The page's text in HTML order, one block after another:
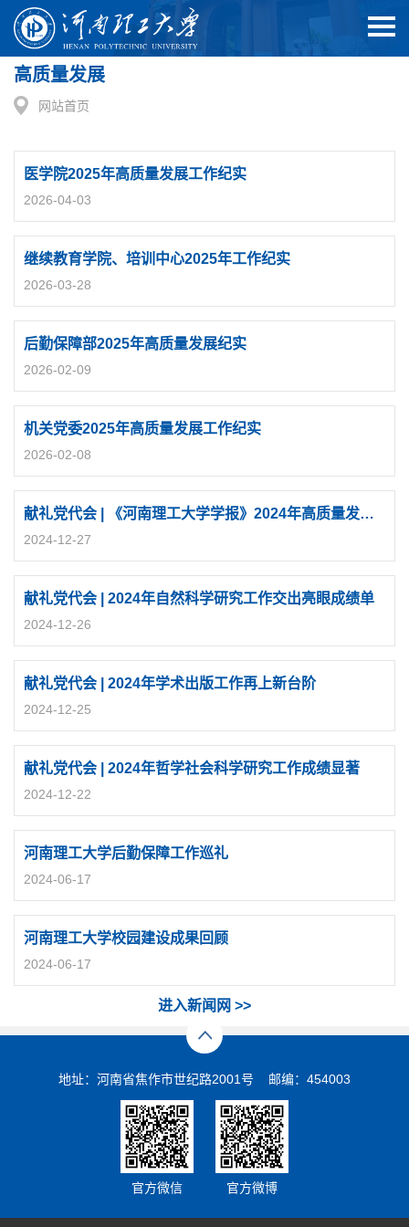
高质量发展
网站首页
医学院2025年高质量发展工作纪实
2026-04-03
继续教育学院、培训中心2025年工作纪实
2026-03-28
后勤保障部2025年高质量发展纪实
2026-02-09
机关党委2025年高质量发展工作纪实
2026-02-08
献礼党代会 | 《河南理工大学学报》2024年高质量发展纪实
2024-12-27
献礼党代会 | 2024年自然科学研究工作交出亮眼成绩单
2024-12-26
献礼党代会 | 2024年学术出版工作再上新台阶
2024-12-25
献礼党代会 | 2024年哲学社会科学研究工作成绩显著
2024-12-22
河南理工大学后勤保障工作巡礼
2024-06-17
河南理工大学校园建设成果回顾
2024-06-17
进入新闻网 >>
地址：河南省焦作市世纪路2001号 邮编：454003
官方微信 官方微博